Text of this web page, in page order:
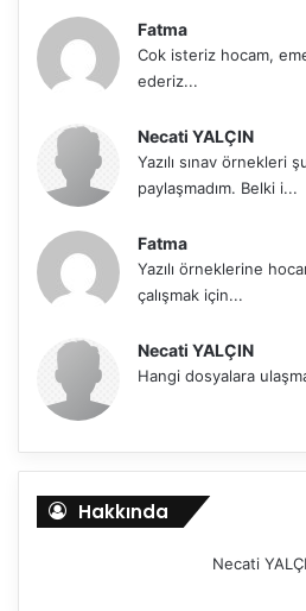
Fatma
Cok isteriz hocam,
ederiz...
Necati YALÇIN
Yazılı sınav örnekleri
paylaşmadım. Belki i...
Fatma
Yazılı örneklerine
çalışmak için...
Necati YALÇIN
Hangi dosyalara
Hakkında
Necati